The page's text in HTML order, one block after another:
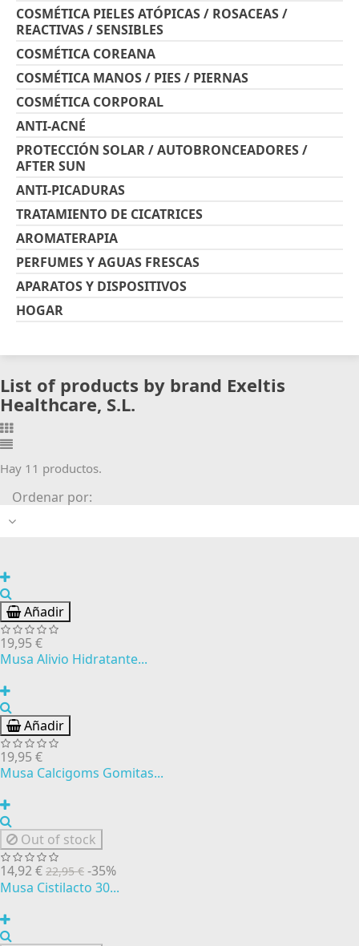
COSMÉTICA PIELES ATÓPICAS / ROSACEAS /
REACTIVAS / SENSIBLES
COSMÉTICA COREANA
COSMÉTICA MANOS / PIES / PIERNAS
COSMÉTICA CORPORAL
ANTI-ACNÉ
PROTECCIÓN SOLAR / AUTOBRONCEADORES /
AFTER SUN
ANTI-PICADURAS
TRATAMIENTO DE CICATRICES
AROMATERAPIA
PERFUMES Y AGUAS FRESCAS
APARATOS Y DISPOSITIVOS
HOGAR
List of products by brand Exeltis
Healthcare, S.L.
Hay 11 productos.
Ordenar por:
Añadir
19,95 €
Musa Alivio Hidratante...
Añadir
19,95 €
Musa Calcigoms Gomitas...
Out of stock
14,92 € 22,95 € -35%
Musa Cistilacto 30...